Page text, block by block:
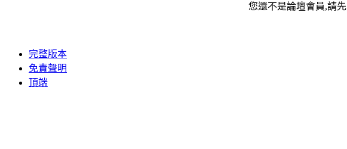
您還不是論壇會員,請先
完整版本
免責聲明
頂端